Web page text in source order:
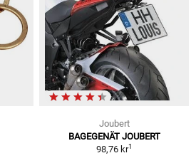
Joubert
BAGEGENÄT JOUBERT
98,76 kr1